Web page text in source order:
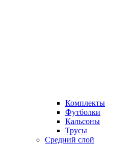
Комплекты
Футболки
Кальсоны
Трусы
Средний слой